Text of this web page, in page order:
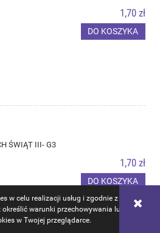
w celu realizacji usług i zgodnie z
określić warunki przechowywania lub
w Twojej przeglądarce.
1,70 zł
DO KOSZYKA
ŚWIĄT III- G3
1,70 zł
DO KOSZYKA